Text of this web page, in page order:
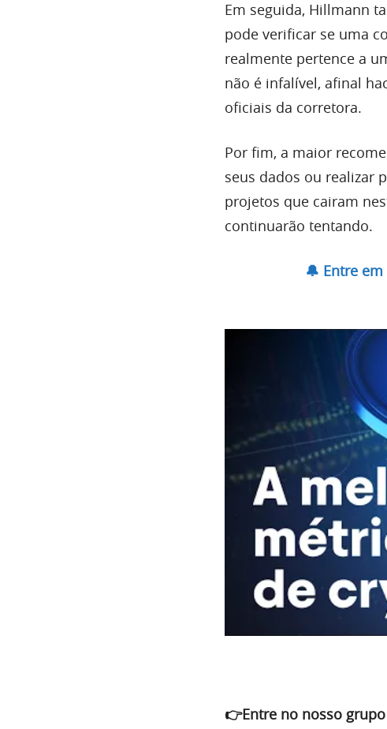
Em seguida, Hillmann
pode verificar se uma
realmente pertence a
não é infalível, afinal
oficiais da corretora.
Por fim, a maior
seus dados ou realizar
projetos que cairam
continuarão tentando.
🔔 Entre
👉Entre no nosso